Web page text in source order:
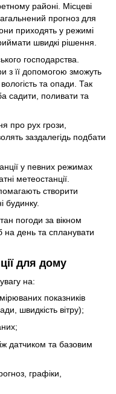
районі. Місцеві
прогноз для
приходять у режимі
швидкі рішення.
господарства.
з її допомогою зможуть
та опади. Так
садити, поливати та
про рух грози,
заздалегідь подбати
у певних режимах
метеостанції.
створити
будинку.
погоди за вікном
день та спланувати
для дому
на:
показників
швидкість вітру);
датчиком та базовим
графіки,